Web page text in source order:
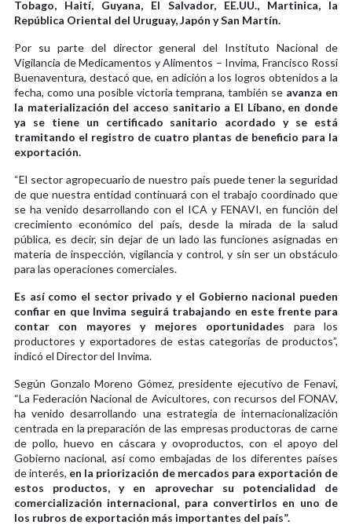
Tobago, Haití, Guyana, El Salvador, EE.UU., Martinica, la
República Oriental del Uruguay, Japón y San Martín.
Por su parte del director general del Instituto Nacional de
Vigilancia de Medicamentos y Alimentos – Invima, Francisco Rossi
Buenaventura, destacó que, en adición a los logros obtenidos a la
fecha, como una posible victoria temprana, también se avanza en
la materialización del acceso sanitario a El Líbano, en donde
ya se tiene un certificado sanitario acordado y se está
tramitando el registro de cuatro plantas de beneficio para la
exportación.
“El sector agropecuario de nuestro país puede tener la seguridad
de que nuestra entidad continuará con el trabajo coordinado que
se ha venido desarrollando con el ICA y FENAVI, en función del
crecimiento económico del país, desde la mirada de la salud
pública, es decir, sin dejar de un lado las funciones asignadas en
materia de inspección, vigilancia y control, y sin ser un obstáculo
para las operaciones comerciales.
Es así como el sector privado y el Gobierno nacional pueden
confiar en que Invima seguirá trabajando en este frente para
contar con mayores y mejores oportunidades para los
productores y exportadores de estas categorías de productos”,
indicó el Director del Invima.
Según Gonzalo Moreno Gómez, presidente ejecutivo de Fenavi,
“La Federación Nacional de Avicultores, con recursos del FONAV,
ha venido desarrollando una estrategia de internacionalización
centrada en la preparación de las empresas productoras de carne
de pollo, huevo en cáscara y ovoproductos, con el apoyo del
Gobierno nacional, así como embajadas de los diferentes países
de interés, en la priorización de mercados para exportación de
estos productos, y en aprovechar su potencialidad de
comercialización internacional, para convertirlos en uno de
los rubros de exportación más importantes del país”.